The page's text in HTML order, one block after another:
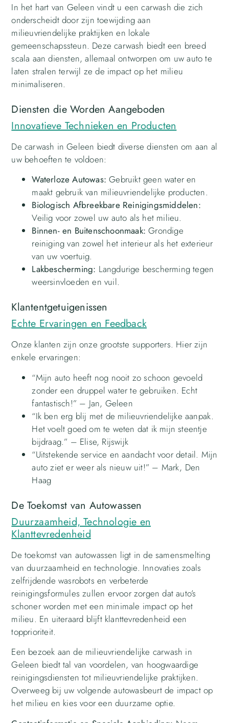
In het hart van Geleen vindt u een carwash die zich
onderscheidt door zijn toewijding aan
milieuvriendelijke praktijken en lokale
gemeenschapssteun. Deze carwash biedt een breed
scala aan diensten, allemaal ontworpen om uw auto te
laten stralen terwijl ze de impact op het milieu
minimaliseren.
Diensten die Worden Aangeboden
Innovatieve Technieken en Producten
De carwash in Geleen biedt diverse diensten om aan al
uw behoeften te voldoen:
Waterloze Autowas: Gebruikt geen water en
maakt gebruik van milieuvriendelijke producten.
Biologisch Afbreekbare Reinigingsmiddelen:
Veilig voor zowel uw auto als het milieu.
Binnen- en Buitenschoonmaak: Grondige
reiniging van zowel het interieur als het exterieur
van uw voertuig.
Lakbescherming: Langdurige bescherming tegen
weersinvloeden en vuil.
Klantentgetuigenissen
Echte Ervaringen en Feedback
Onze klanten zijn onze grootste supporters. Hier zijn
enkele ervaringen:
“Mijn auto heeft nog nooit zo schoon gevoeld
zonder een druppel water te gebruiken. Echt
fantastisch!” – Jan, Geleen
“Ik ben erg blij met de milieuvriendelijke aanpak.
Het voelt goed om te weten dat ik mijn steentje
bijdraag.” – Elise, Rijswijk
“Uitstekende service en aandacht voor detail. Mijn
auto ziet er weer als nieuw uit!” – Mark, Den
Haag
De Toekomst van Autowassen
Duurzaamheid, Technologie en
Klanttevredenheid
De toekomst van autowassen ligt in de samensmelting
van duurzaamheid en technologie. Innovaties zoals
zelfrijdende wasrobots en verbeterde
reinigingsformules zullen ervoor zorgen dat auto’s
schoner worden met een minimale impact op het
milieu. En uiteraard blijft klanttevredenheid een
topprioriteit.
Een bezoek aan de milieuvriendelijke carwash in
Geleen biedt tal van voordelen, van hoogwaardige
reinigingsdiensten tot milieuvriendelijke praktijken.
Overweeg bij uw volgende autowasbeurt de impact op
het milieu en kies voor een duurzame optie.